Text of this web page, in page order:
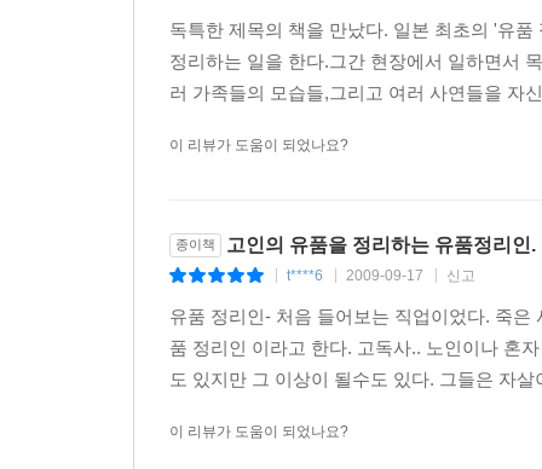
독특한 제목의 책을 만났다. 일본 최초의 '유
정리하는 일을 한다.그간 현장에서 일하면서
러 가족들의 모습들,그리고 여러 사연들을 자
이 리뷰가 도움이 되었나요?
종이책 고인의 유품을 정리하는 유품정리인.
t****6 2009-09-17 신고
유품 정리인- 처음 들어보는 직업이었다. 죽
품 정리인 이라고 한다. 고독사.. 노인이나 혼
도 있지만 그 이상이 될수도 있다. 그들은 자
이 리뷰가 도움이 되었나요?